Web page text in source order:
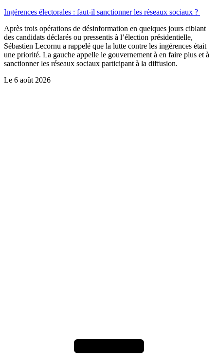
Ingérences électorales : faut-il sanctionner les réseaux sociaux ?
Après trois opérations de désinformation en quelques jours ciblant
des candidats déclarés ou pressentis à l’élection présidentielle,
Sébastien Lecornu a rappelé que la lutte contre les ingérences était
une priorité. La gauche appelle le gouvernement à en faire plus et à
sanctionner les réseaux sociaux participant à la diffusion.
Le 6 août 2026